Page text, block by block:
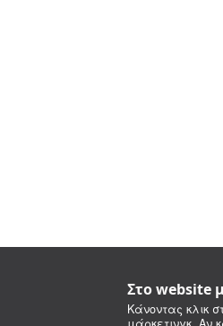
Στο website
Κάνοντας κλικ